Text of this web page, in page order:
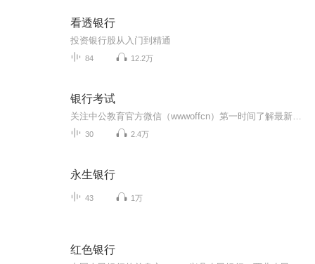
看透银行
投资银行股从入门到精通
84 12.2万
银行考试
30 2.4万
永生银行
43 1万
红色银行